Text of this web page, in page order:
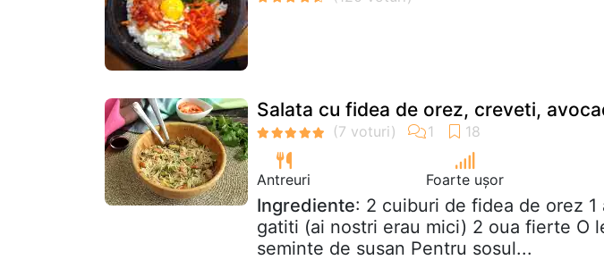
Salata cu fidea de orez, creveti,
Antreuri Foarte ușor
Ingrediente: 2 cuiburi de fidea de orez
gatiti (ai nostri erau mici) 2 oua fierte O
seminte de susan Pentru sosul...